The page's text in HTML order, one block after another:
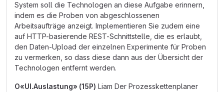
System soll die Technologen an diese Aufgabe erinnern,
indem es die Proben von abgeschlossenen
Arbeitsaufträge anzeigt. Implementieren Sie zudem eine
auf HTTP-basierende REST-Schnittstelle, die es erlaubt,
den Daten-Upload der einzelnen Experimente für Proben
zu vermerken, so dass diese dann aus der Übersicht der
Technologen entfernt werden.
O«UI.Auslastung» (15P) Liam Der Prozesskettenplaner